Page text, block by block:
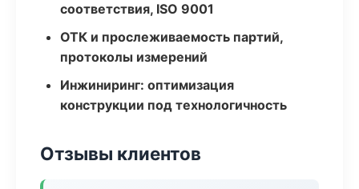
соответствия, ISO 9001
ОТК и прослеживаемость партий,
протоколы измерений
Инжиниринг: оптимизация
конструкции под технологичность
Отзывы клиентов